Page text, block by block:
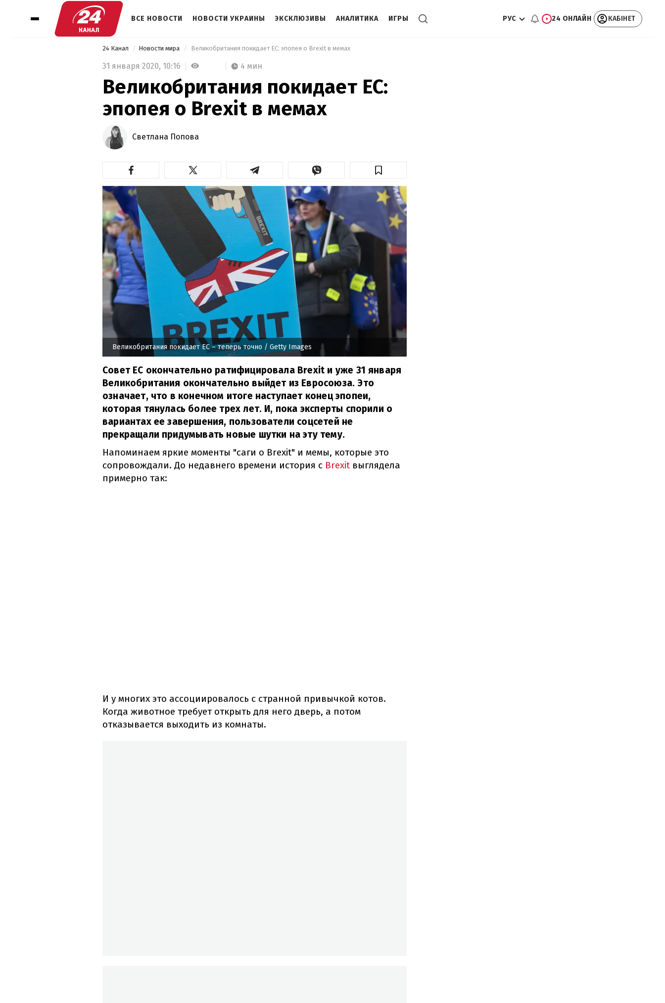
ВСЕ НОВОСТИ НОВОСТИ УКРАИНЫ ЭКСКЛЮЗИВЫ АНАЛИТИКА ИГРЫ РУС 24 ОНЛАЙН КАБІНЕТ
24 Канал Новости мира Великобритания покидает ЕС: эпопея о Brexit в мемах
31 января 2020, 10:16 4 мин
Великобритания покидает ЕС:
эпопея о Brexit в мемах
Светлана Попова
Великобритания покидает ЕС – теперь точно / Getty Images
Совет ЕС окончательно ратифицировала Brexit и уже 31 января
Великобритания окончательно выйдет из Евросоюза. Это
означает, что в конечном итоге наступает конец эпопеи,
которая тянулась более трех лет. И, пока эксперты спорили о
вариантах ее завершения, пользователи соцсетей не
прекращали придумывать новые шутки на эту тему.
Напоминаем яркие моменты "саги о Brexit" и мемы, которые это
сопровождали. До недавнего времени история с Brexit выглядела
примерно так:
И у многих это ассоциировалось с странной привычкой котов.
Когда животное требует открыть для него дверь, а потом
отказывается выходить из комнаты.